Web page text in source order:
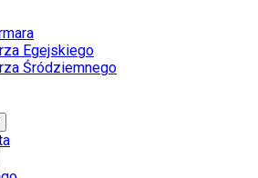
Egejskiego
Śródziemnego